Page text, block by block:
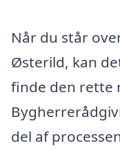
Når du står
Østerild, kan
finde den rette
del af